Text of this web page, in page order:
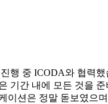
행 중 ICODA와 협력했
기간 내에 모든 것을
이션은 정말 돋보였으